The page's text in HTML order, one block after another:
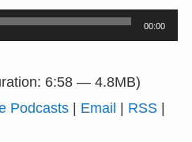
00:00
6:58 — 4.8MB)
Podcasts| Email | RSS|